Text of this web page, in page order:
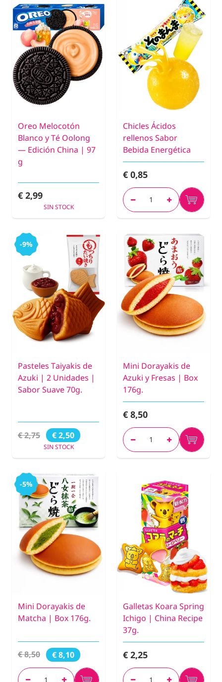
Oreo Melocotón
Blanco y Té Oolong
— Edición China | 97
g
€ 2,99
SIN STOCK
Chicles Ácidos
rellenos Sabor
Bebida Energética
€ 0,85
-9%
Pasteles Taiyakis de
Azuki | 2 Unidades |
Sabor Suave 70g.
€ 2,75 € 2,50
SIN STOCK
Mini Dorayakis de
Azuki y Fresas | Box
176g.
€ 8,50
-5%
Mini Dorayakis de
Matcha | Box 176g.
€ 8,50 € 8,10
Galletas Koara Spring
Ichigo | China Recipe
37g.
€ 2,25